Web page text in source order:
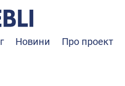
Новини Про проект